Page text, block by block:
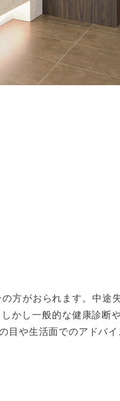
方がおられます。中途
かし一般的な健康診断
や生活面でのアドバイ